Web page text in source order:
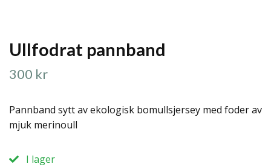
Ullfodrat pannband
300 kr
Pannband sytt av ekologisk bomullsjersey med foder av
mjuk merinoull
I lager